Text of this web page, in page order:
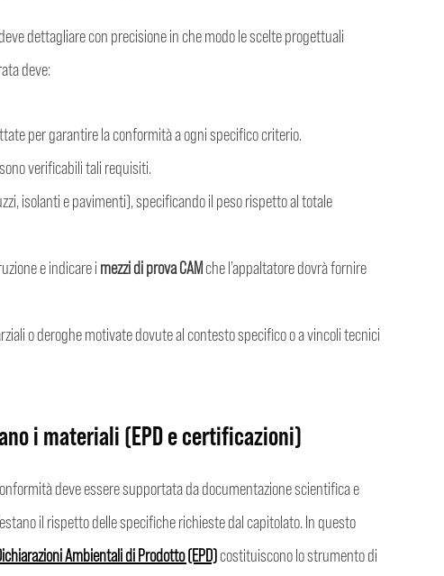
dettagliare con precisione in che modo le scelte progettuali
deve:
per garantire la conformità a ogni specifico criterio.
verificabili tali requisiti.
isolanti e pavimenti), specificando il peso rispetto al totale
e indicare i mezzi di prova CAMche l’appaltatore dovrà fornire
o deroghe motivate dovute al contesto specifico o a vincoli tecnici
i materiali (EPD e certificazioni)
deve essere supportata da documentazione scientifica e
il rispetto delle specifiche richieste dal capitolato. In questo
Ambientali di Prodotto (EPD)costituiscono lo strumento di